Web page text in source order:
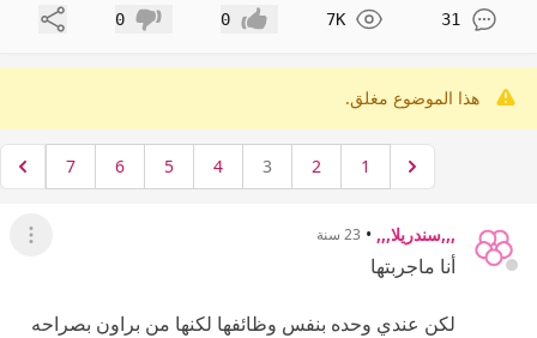
31
7K إعجاب 0 عدم إعجاب
0 مشاركة
هذا الموضوع مغلق.
1
2
3
4
5
6
7
,,,سندريلا,,, • 23 سنة عرض
أنا ماجربتها
لكن عندي وحده بنفس وظائفها لكنها من براون بصراحه